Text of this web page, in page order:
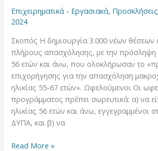
Επιχειρηματικά - Εργασιακά, Προσκλήσεις
2024
Σκοπός Η δημιουργία 3.000 νέων θέσεων
πλήρους απασχόλησης, με την πρόσληψη
56 ετών και άνω, που ολοκλήρωσαν το
επιχορήγησης για την απασχόληση
ηλικίας 55-67 ετών». Ωφελούμενοι Οι
προγράμματος πρέπει σωρευτικά: α) να
ηλικίας 56 ετών και άνω, εγγεγραμμένοι
ΔΥΠΑ, και β) να
Read More »